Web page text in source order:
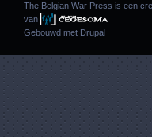
The Belgian War Press is een
van
Gebouwd met Drupal